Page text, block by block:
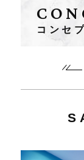
コンセ